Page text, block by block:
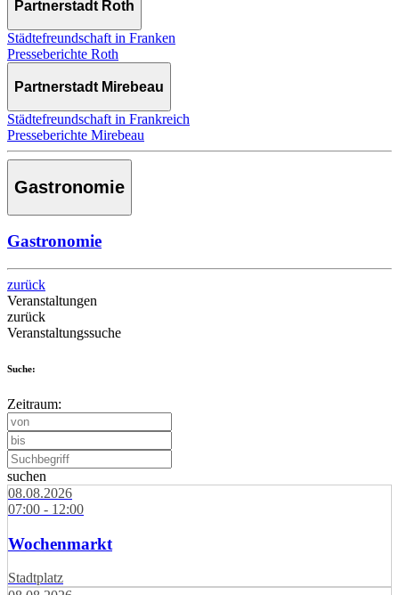
Partnerstadt Roth
Städtefreundschaft in Franken
Presseberichte Roth
Partnerstadt Mirebeau
Städtefreundschaft in Frankreich
Presseberichte Mirebeau
Gastronomie
Gastronomie
zurück
Veranstaltungen
zurück
Veranstaltungssuche
Suche:
Zeitraum:
suchen
08.08.2026
07:00 - 12:00
Wochenmarkt
Stadtplatz